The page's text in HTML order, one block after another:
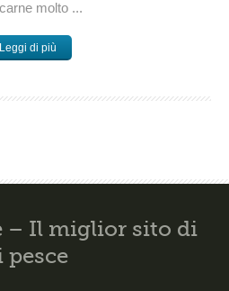
molto ...
Leggi di più
– Il miglior sito di
pesce